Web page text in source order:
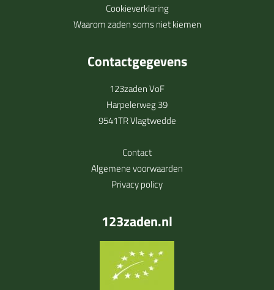
Cookieverklaring
Waarom zaden soms niet kiemen
Contactgegevens
123zaden VoF
Harpelerweg 39
9541TR Vlagtwedde
Contact
Algemene voorwaarden
Privacy policy
123zaden.nl